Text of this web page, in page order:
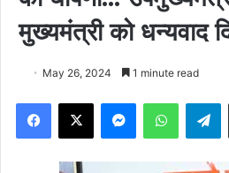
मुख्यमंत्री को धन्यवाद
May 26, 2024 1 minute read
Facebook
X Messenger